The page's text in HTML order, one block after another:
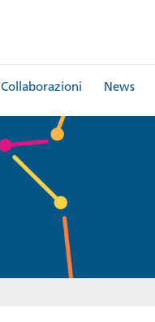
Collaborazioni News